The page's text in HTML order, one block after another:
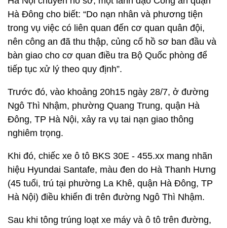
Hà Đông cho biết: “Do nạn nhân và phương tiện
trong vụ việc có liên quan đến cơ quan quân đội,
nên công an đã thu thập, củng cố hồ sơ ban đầu và
bàn giao cho cơ quan điều tra Bộ Quốc phòng để
tiếp tục xử lý theo quy định”.
Trước đó, vào khoảng 20h15 ngày 28/7, ở đường
Ngô Thì Nhậm, phường Quang Trung, quận Hà
Đông, TP Hà Nội, xảy ra vụ tai nạn giao thông
nghiêm trọng.
Khi đó, chiếc xe ô tô BKS 30E - 455.xx mang nhãn
hiệu Hyundai Santafe, màu đen do Hà Thanh Hưng
(45 tuổi, trú tại phường La Khê, quận Hà Đông, TP
Hà Nội) điều khiển đi trên đường Ngô Thì Nhậm.
Sau khi tông trúng loạt xe máy và ô tô trên đường,